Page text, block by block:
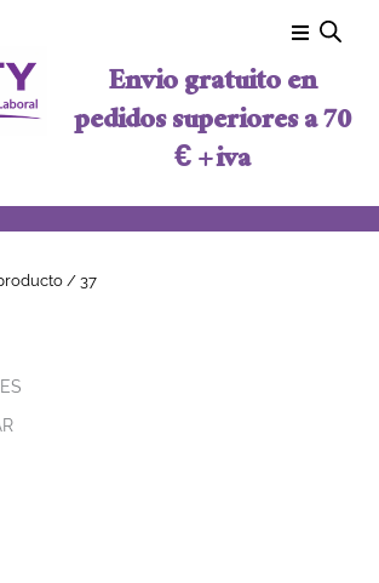
Envio gratuito en
pedidos superiores a 70
€ + iva
/ 37